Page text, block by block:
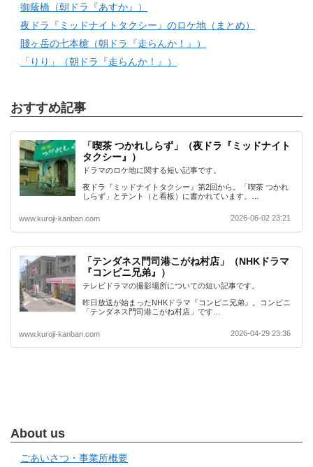
御蔭橋（朝ドラ『あすか』）
夜ドラ『ミッドナイトタクシー』のロケ地（まとめ）
賤ヶ岳の七本槍（朝ドラ『走らんか！』）
「りり」（朝ドラ『走らんか！』）
おすすめ記事
「喫茶 つかれしらず」（夜ドラ『ミッドナイト
タクシー』）
ドラマのロケ地に関する短い記事です。
夜ドラ『ミッドナイトタクシー』第2回から。「喫茶 つかれ
しらず」とテント（と看板）に書かれています。…
www.kuroji-kanban.com 2026-06-02 23:21
「テンダネス門司港こがね村店」（NHKドラマ
『コンビニ兄弟』）
テレビドラマの撮影場所についての短い記事です。
昨日放送が始まったNHKドラマ『コンビニ兄弟』。コンビニ
「テンダネス門司港こがね村店」です…
www.kuroji-kanban.com 2026-04-29 23:36
About us
ごあいさつ・事業所概要